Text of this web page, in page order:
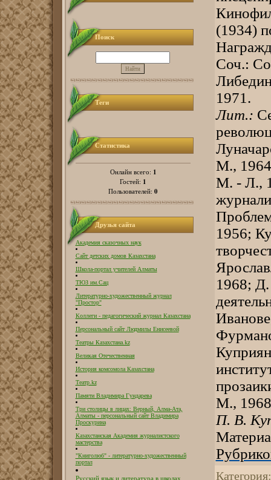
Поиск
Теги
Статистика
Онлайн всего: 1
Гостей: 1
Пользователей: 0
Друзья сайта
Академия сказочных наук
Сайт детских домов Казахстана
Школа-портал учителей Алматы
ТЮЗ им.Сац
Литературно-художественный журнал
"Простор"
Коллеги - педагогический журнал Казахстана
Персональный сайт Людмилы Енисеевой
Театры Казахстана.kz
Великая Отечественная
История комсомола Казахстана
Театр.kz
Памяти Владимира Гундарева
Три столицы в лицах: Верный, Алма-Ата,
Алматы - персональный сайт Владимира
Проскурина
Казахстанская Академия журналистского
мастерства
"Книголюб" - литературно-художественный
портал
Русский язык и литература в школах
(1934)
Соч.:
1971.
Лит.:
М.,
М. - Л.,
1956;
1968;
М.,
П. В.
Категория: